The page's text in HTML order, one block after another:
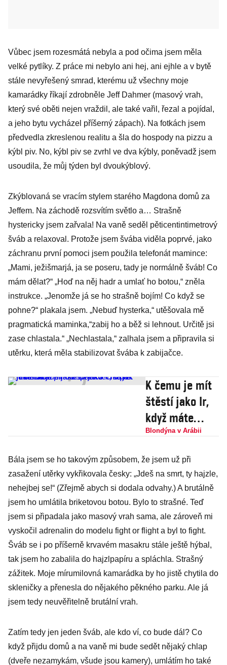
Vůbec jsem rozesmátá nebyla a pod očima jsem měla
velké pytlíky. Z práce mi nebylo ani hej, ani ejhle a v bytě
stále nevyřešený smrad, kterému už všechny moje
kamarádky říkají zdrobněle Jeff Dahmer (masový vrah,
který své oběti nejen vraždil, ale také vařil, řezal a pojídal,
a jeho bytu vycházel příšerný zápach). Na fotkách jsem
předvedla zkreslenou realitu a šla do hospody na pizzu a
kýbl piv. No, kýbl piv se zvrhl ve dva kýbly, poněvadž jsem
usoudila, že můj týden byl dvoukýblový.
Zkýblovaná se vracím stylem starého Magdona domů za
Jeffem. Na záchodě rozsvítím světlo a… Strašně
hystericky jsem zařvala! Na vaně seděl pěticentintimetrový
šváb a relaxoval. Protože jsem švába viděla poprvé, jako
záchranu první pomoci jsem použila telefonát mamince:
„Mami, ježišmarjá, ja se poseru, tady je normálně šváb! Co
mám dělat?“ „Hoď na něj hadr a umlať ho botou,“ zněla
instrukce. „Jenomže já se ho strašně bojím! Co když se
pohne?“ plakala jsem. „Nebuď hysterka,“ utěšovala mě
pragmatická maminka,“zabij ho a běž si lehnout. Určitě jsi
zase chlastala.“ „Nechlastala,“ zalhala jsem a připravila si
utěrku, která měla stabilizovat švába k zabijačce.
K čemu je mít
štěstí jako Ir,
když máte
třídu plnou
pak jeden
krade jako
Čech a chlastá
jako Dán
Blondýna v Arábii
Bála jsem se ho takovým způsobem, že jsem už při
zasažení utěrky vykřikovala česky: „Jdeš na smrt, ty hajzle,
nehejbej se!“ (Zřejmě abych si dodala odvahy.) A brutálně
jsem ho umlátila briketovou botou. Bylo to strašné. Teď
jsem si připadala jako masový vrah sama, ale zároveň mi
vyskočil adrenalin do modelu fight or flight a byl to fight.
Šváb se i po příšerně krvavém masakru stále ještě hýbal,
tak jsem ho zabalila do hajzlpapíru a spláchla. Strašný
zážitek. Moje mírumilovná kamarádka by ho jistě chytila do
skleničky a přenesla do nějakého pěkného parku. Ale já
jsem tedy neuvěřitelně brutální vrah.
Zatím tedy jen jeden šváb, ale kdo ví, co bude dál? Co
když přijdu domů a na vaně mi bude sedět nějaký chlap
(dveře nezamykám, všude jsou kamery), umlátím ho také